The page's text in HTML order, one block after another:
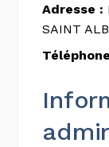
Adresse :
SAINT